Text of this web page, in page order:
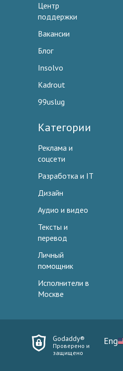
Центр
поддержки
Вакансии
Блог
Insolvo
Kadrout
99uslug
Категории
Реклама и
соцсети
Разработка и IT
Дизайн
Аудио и видео
Тексты и
перевод
Личный
помощник
Исполнители в
Москве
Godaddy®
Проверено и
защищено
Eng